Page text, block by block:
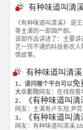
有种味道叫清
《有种味道叫清溪》 是
等主演的一部国产剧。
该部作品讲述了：主要
艺一窍不通的科技新农
情故事。
有种味道叫清
1、请问哪个平台可以免
大众影院网友：在线观看
2、
《有种味道叫
网友：主演有卢东旭,尹
3、
《有种味道叫
网友：有种味道叫清溪